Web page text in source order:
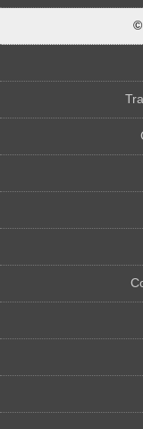
©